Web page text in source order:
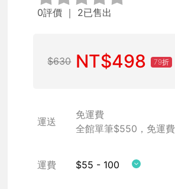
0評價 ｜ 2已售出
$630 NT$498 79折
運送
免運費
全館單筆$550，免運費
運費 $55 - 100